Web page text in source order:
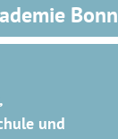
Bonn
und